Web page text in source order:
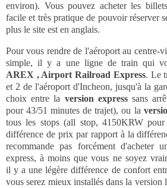
environ). Vous pouvez acheter les
facile et très pratique de pouvoir réserver
plus le site est en anglais.
Pour vous rendre de l'aéroport au centre-
simple, il y a une ligne de train qui
AREX , Airport Railroad Express. Le
et 2 de l'aéroport d'Incheon, jusqu'à la
choix entre la version expresssans
pour 43/51 minutes de trajet), ou la
tous les stops (all stop, 4150KRW
différence de prix par rapport à la
recommande pas forcément d'acheter
express, à moins que vous ne soyez
il y a une légère différence de confort
vous serez mieux installés dans la version